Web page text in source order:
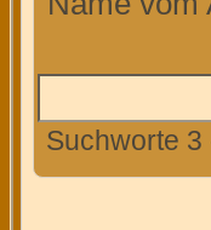
Suchworte